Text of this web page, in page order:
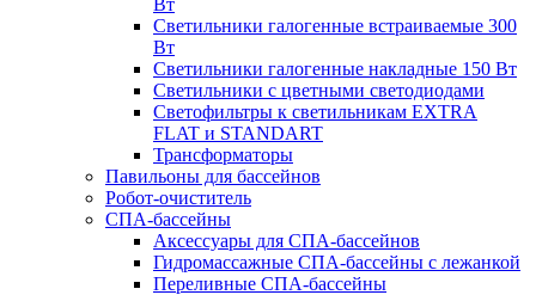
Вт
Светильники галогенные встраиваемые 300
Вт
Светильники галогенные накладные 150 Вт
Светильники с цветными светодиодами
Светофильтры к светильникам EXTRA
FLAT и STANDART
Трансформаторы
Павильоны для бассейнов
Робот-очиститель
СПА-бассейны
Аксессуары для СПА-бассейнов
Гидромассажные СПА-бассейны с лежанкой
Переливные СПА-бассейны